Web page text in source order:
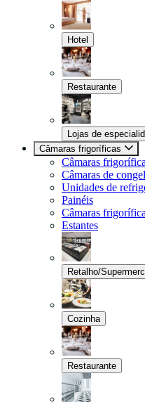
Hotel
Restaurante
Lojas de
Câmaras frigoríficas
Câmaras
Câmaras de
Unidades de
Painéis
Câmaras
Estantes
Retalho/
Cozinha
Restaurante